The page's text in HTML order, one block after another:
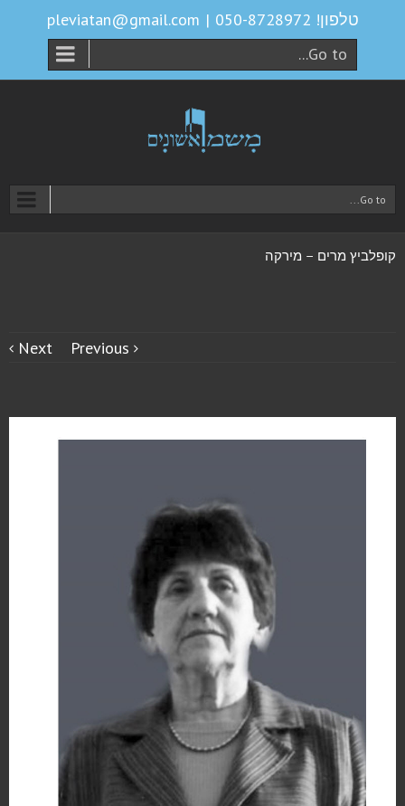
טלפון! 050-8728972 |
pleviatan@gmail.com
Go to...
Go to...
קופלביץ מרים – מירקה
Previous
Next